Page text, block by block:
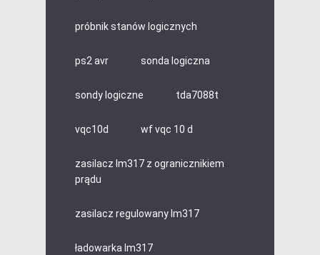
próbnik stanów logicznych
ps2 avr sonda logiczna
sondy logiczne tda7088t
vqc10d wf vqc 10 d
zasilacz lm317 z ogranicznikiem
prądu
zasilacz regulowany lm317
ładowarka lm317